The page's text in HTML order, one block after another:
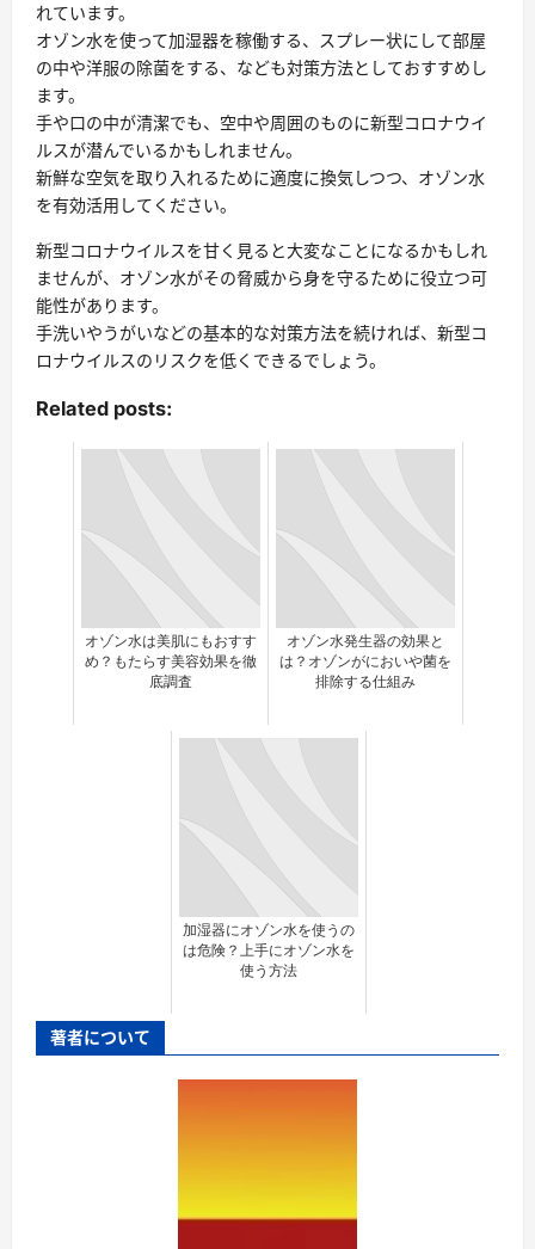
れています。
オゾン水を使って加湿器を稼働する、スプレー状にして部屋
の中や洋服の除菌をする、なども対策方法としておすすめし
ます。
手や口の中が清潔でも、空中や周囲のものに新型コロナウイ
ルスが潜んでいるかもしれません。
新鮮な空気を取り入れるために適度に換気しつつ、オゾン水
を有効活用してください。
新型コロナウイルスを甘く見ると大変なことになるかもしれ
ませんが、オゾン水がその脅威から身を守るために役立つ可
能性があります。
手洗いやうがいなどの基本的な対策方法を続ければ、新型コ
ロナウイルスのリスクを低くできるでしょう。
Related posts:
オゾン水は美肌にもおすす
め？もたらす美容効果を徹
底調査
オゾン水発生器の効果と
は？オゾンがにおいや菌を
排除する仕組み
加湿器にオゾン水を使うの
は危険？上手にオゾン水を
使う方法
著者について